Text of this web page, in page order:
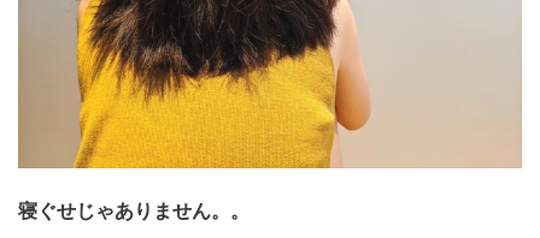
寝ぐせじゃありません。。